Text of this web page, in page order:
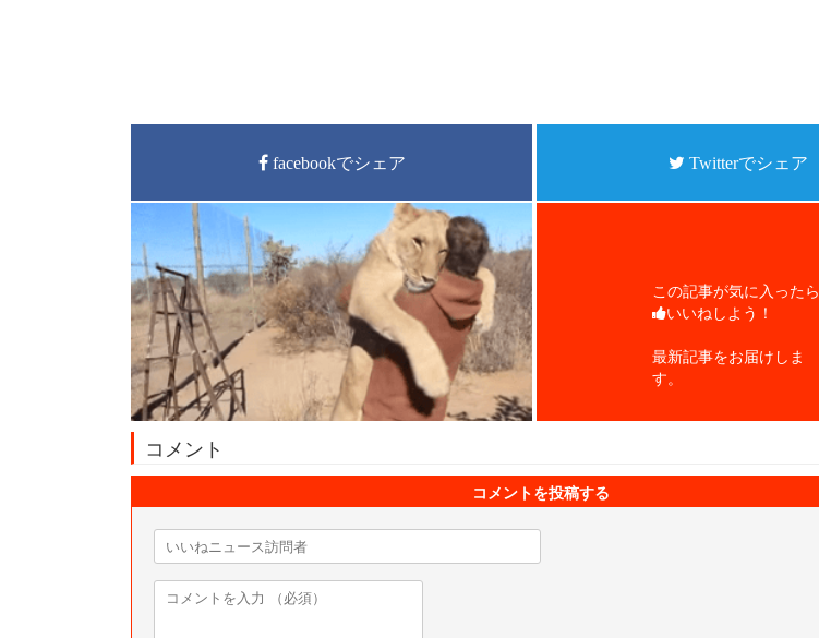
facebookでシェア Twitterでシェア
この記事が気に入ったら
いいねしよう！
最新記事をお届けしま
す。
コメント
コメントを投稿する